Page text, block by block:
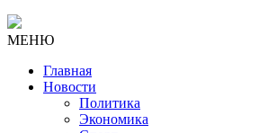
МЕНЮ
Главная
Новости
Политика
Экономика